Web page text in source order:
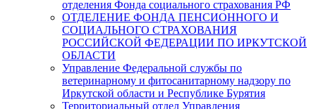
отделения Фонда социального страхования РФ
ОТДЕЛЕНИЕ ФОНДА ПЕНСИОННОГО И
СОЦИАЛЬНОГО СТРАХОВАНИЯ
РОССИЙСКОЙ ФЕДЕРАЦИИ ПО ИРКУТСКОЙ
ОБЛАСТИ
Управление Федеральной службы по
ветеринарному и фитосанитарному надзору по
Иркутской области и Республике Бурятия
Территориальный отдел Управления